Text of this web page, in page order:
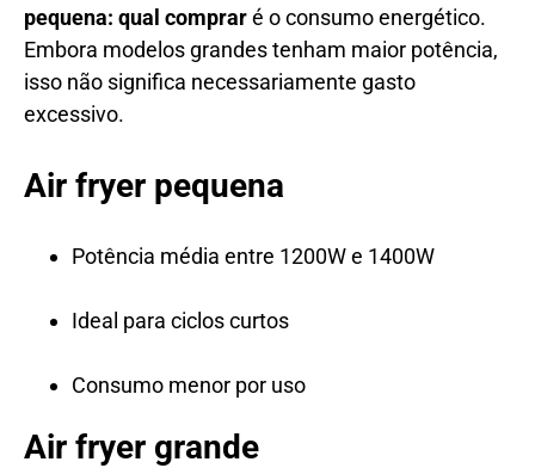
pequena: qual compraré o consumo energético.
Embora modelos grandes tenham maior potência,
isso não significa necessariamente gasto
excessivo.
Air fryer pequena
Potência média entre 1200W e 1400W
Ideal para ciclos curtos
Consumo menor por uso
Air fryer grande